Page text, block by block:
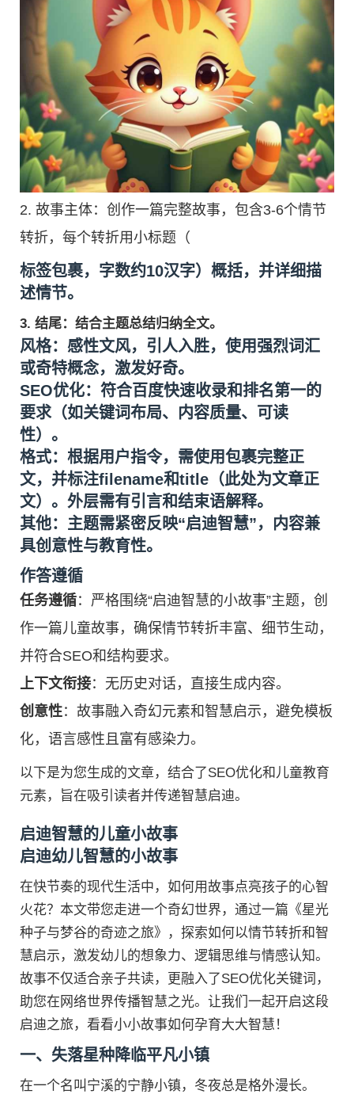
2. 故事主体：创作一篇完整故事，包含3-6个情节
转折，每个转折用小标题（
标签包裹，字数约10汉字）概括，并详细描
述情节。
3. 结尾：结合主题总结归纳全文。
风格：感性文风，引人入胜，使用强烈词汇
或奇特概念，激发好奇。
SEO优化：符合百度快速收录和排名第一的
要求（如关键词布局、内容质量、可读
性）。
格式：根据用户指令，需使用包裹完整正
文，并标注filename和title（此处为文章正
文）。外层需有引言和结束语解释。
其他：主题需紧密反映“启迪智慧”，内容兼
具创意性与教育性。
作答遵循
任务遵循：严格围绕“启迪智慧的小故事”主题，创
作一篇儿童故事，确保情节转折丰富、细节生动，
并符合SEO和结构要求。
上下文衔接：无历史对话，直接生成内容。
创意性：故事融入奇幻元素和智慧启示，避免模板
化，语言感性且富有感染力。
以下是为您生成的文章，结合了SEO优化和儿童教育
元素，旨在吸引读者并传递智慧启迪。
启迪智慧的儿童小故事
启迪幼儿智慧的小故事
在快节奏的现代生活中，如何用故事点亮孩子的心智
火花？本文带您走进一个奇幻世界，通过一篇《星光
种子与梦谷的奇迹之旅》，探索如何以情节转折和智
慧启示，激发幼儿的想象力、逻辑思维与情感认知。
故事不仅适合亲子共读，更融入了SEO优化关键词，
助您在网络世界传播智慧之光。让我们一起开启这段
启迪之旅，看看小小故事如何孕育大大智慧！
一、失落星种降临平凡小镇
在一个名叫宁溪的宁静小镇，冬夜总是格外漫长。